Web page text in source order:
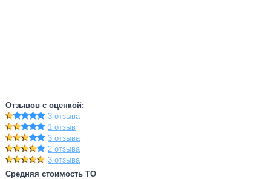
Отзывов с оценкой:
3 отзыва
1 отзыв
3 отзыва
2 отзыва
3 отзыва
Средняя стоимость ТО